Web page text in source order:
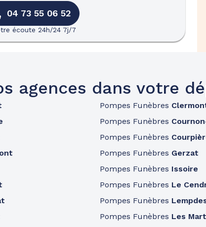
04 73 55 06 52
écoute 24h/24 7j/7
agences dans votre
Pompes Funèbres
Pompes Funèbres
Pompes Funèbres
Pompes Funèbres Gerzat
Pompes Funèbres Issoire
Pompes Funèbres Le
Pompes Funèbres
Pompes Funèbres Les